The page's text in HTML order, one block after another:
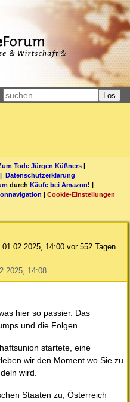
Los
Tode Jürgen Küßners |
Datenschutzerklärung
durch Käufe bei Amazon! |
| Cookie-Einstellungen
14:00 vor 552 Tagen
14:08
hier so passier. Das
und die Folgen.
startete, eine
wir den Moment wo Sie zu
wird.
Staaten zu, Österreich